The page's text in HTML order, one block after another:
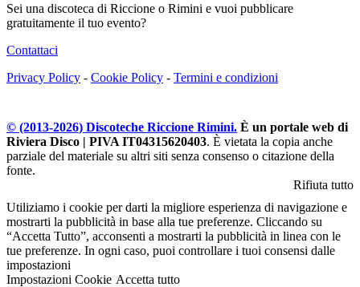
Sei una discoteca di Riccione o Rimini e vuoi pubblicare
gratuitamente il tuo evento?
Contattaci
Privacy Policy - Cookie Policy - Termini e condizioni
© (2013-2026) Discoteche Riccione Rimini. È un portale web di
Riviera Disco | PIVA IT04315620403. È vietata la copia anche
parziale del materiale su altri siti senza consenso o citazione della
fonte.
Rifiuta tutto
Utiliziamo i cookie per darti la migliore esperienza di navigazione e
mostrarti la pubblicità in base alla tue preferenze. Cliccando su
“Accetta Tutto”, acconsenti a mostrarti la pubblicità in linea con le
tue preferenze. In ogni caso, puoi controllare i tuoi consensi dalle
impostazioni
Impostazioni Cookie Accetta tutto